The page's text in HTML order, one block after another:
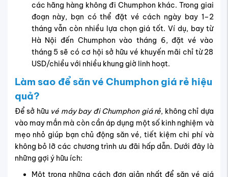
các hãng hàng không đi Chumphon khác. Trong giai
đoạn này, bạn có thể đặt vé cách ngày bay 1–2
tháng vẫn còn nhiều lựa chọn giá tốt. Ví dụ, bay từ
Hà Nội đến Chumphon vào tháng 6, đặt vé vào
tháng 5 sẽ có cơ hội sở hữu vé khuyến mãi chỉ từ 28
USD/chiều với nhiều khung giờ linh hoạt.
Làm sao để săn vé Chumphon giá rẻ hiệu
quả?
Để sở hữu vé máy bay đi Chumphon giá rẻ, không chỉ dựa
vào may mắn mà còn cần áp dụng một số kinh nghiệm và
mẹo nhỏ giúp bạn chủ động săn vé, tiết kiệm chi phí và
không bỏ lỡ các chương trình ưu đãi hấp dẫn. Dưới đây là
những gợi ý hữu ích:
Một trong những cách đơn giản nhất để săn vé giá